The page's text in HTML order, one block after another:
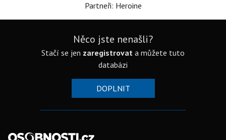
Partneři: Heroine
Něco jste nenašli?
Stačí se jen zaregistrovat a můžete tuto
databázi
DOPLNIT